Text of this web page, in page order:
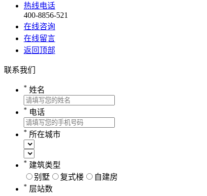
热线电话
400-8856-521
在线咨询
在线留言
返回顶部
联系我们
* 姓名
* 电话
* 所在城市
* 建筑类型
别墅
复式楼 自建房
* 层站数